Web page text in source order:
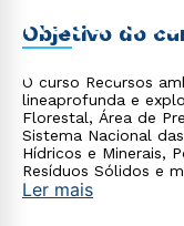
poluição
Objetivo do
O curso Recursos
lineaprofunda e
Florestal, Área de
Sistema Nacional
Hídricos e Minerais,
Resíduos Sólidos e
Ler mais